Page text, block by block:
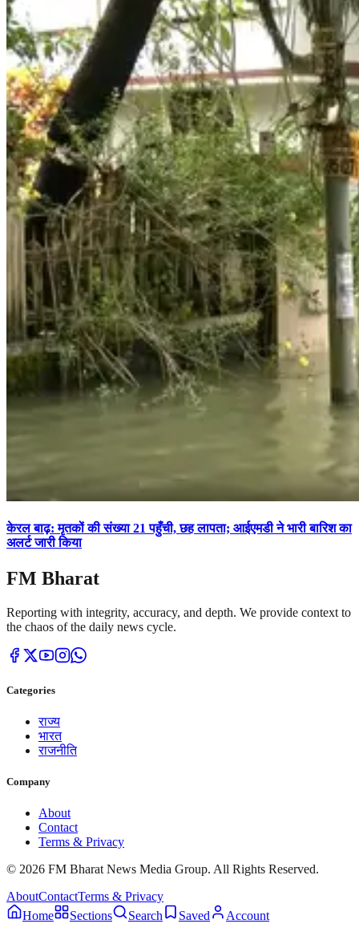
केरल बाढ़: मृतकों की संख्या 21 पहुँची, छह लापता; आईएमडी ने भारी बारिश का
अलर्ट जारी किया
FM Bharat
Reporting with integrity, accuracy, and depth. We provide context to
the chaos of the daily news cycle.
Categories
राज्य
भारत
राजनीति
Company
About
Contact
Terms & Privacy
© 2026 FM Bharat News Media Group. All Rights Reserved.
AboutContactTerms & Privacy
Home
Sections Search Saved Account